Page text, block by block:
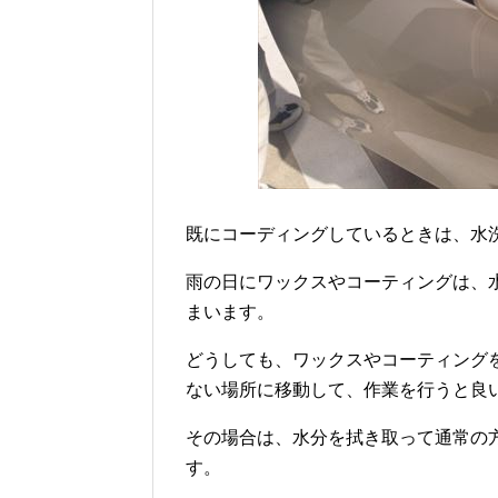
既にコーディングしているときは、
雨の日にワックスやコーティングは
まいます。
どうしても、ワックスやコーティン
ない場所に移動して、作業を行うと良
その場合は、水分を拭き取って通常
す。